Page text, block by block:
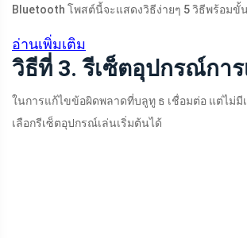
Bluetooth โพสต์นี้จะแสดงวิธีง่ายๆ 5 วิธีพร้อมขั้
อ่านเพิ่มเติม
วิธีที่ 3. รีเซ็ตอุปกรณ์การ
ในการแก้ไขข้อผิดพลาดที่บลูทู ธ เชื่อมต่อ แต่ไม่มี
เลือกรีเซ็ตอุปกรณ์เล่นเริ่มต้นได้